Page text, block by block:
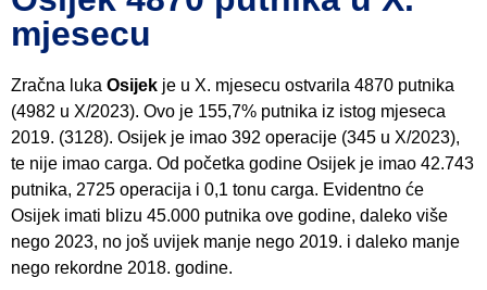
mjesecu
Zračna luka Osijek je u X. mjesecu ostvarila 4870 putnika
(4982 u X/2023). Ovo je 155,7% putnika iz istog mjeseca
2019. (3128). Osijek je imao 392 operacije (345 u X/2023),
te nije imao carga. Od početka godine Osijek je imao 42.743
putnika, 2725 operacija i 0,1 tonu carga. Evidentno će
Osijek imati blizu 45.000 putnika ove godine, daleko više
nego 2023, no još uvijek manje nego 2019. i daleko manje
nego rekordne 2018. godine.